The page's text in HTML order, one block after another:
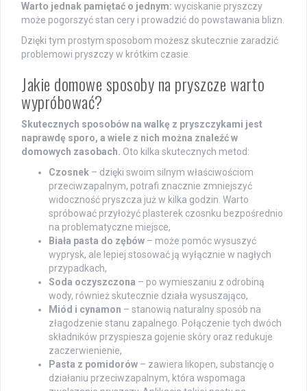
Warto jednak pamiętać o jednym: wyciskanie pryszczy
może pogorszyć stan cery i prowadzić do powstawania blizn.
Dzięki tym prostym sposobom możesz skutecznie zaradzić
problemowi pryszczy w krótkim czasie.
Jakie domowe sposoby na pryszcze warto
wypróbować?
Skutecznych sposobów na walkę z pryszczykami jest
naprawdę sporo, a wiele z nich można znaleźć w
domowych zasobach. Oto kilka skutecznych metod:
Czosnek – dzięki swoim silnym właściwościom
przeciwzapalnym, potrafi znacznie zmniejszyć
widoczność pryszcza już w kilka godzin. Warto
spróbować przyłożyć plasterek czosnku bezpośrednio
na problematyczne miejsce,
Biała pasta do zębów – może pomóc wysuszyć
wyprysk, ale lepiej stosować ją wyłącznie w nagłych
przypadkach,
Soda oczyszczona – po wymieszaniu z odrobiną
wody, również skutecznie działa wysuszająco,
Miód i cynamon – stanowią naturalny sposób na
złagodzenie stanu zapalnego. Połączenie tych dwóch
składników przyspiesza gojenie skóry oraz redukuje
zaczerwienienie,
Pasta z pomidorów – zawiera likopen, substancję o
działaniu przeciwzapalnym, która wspomaga